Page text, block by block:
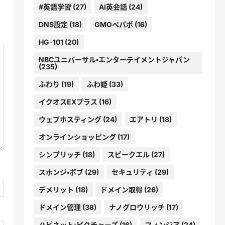
#英語学習 (27) AI英会話(24)
DNS設定 (18) GMOペパボ(16)
HG-101(20)
NBCユニバーサル・エンターテイメントジャパン
(235)
ふわり (19) ふわ姫(33)
イクオスEXプラス (16)
ウェブホスティング(24) エアトリ (18)
オンラインショッピング(17)
シンプリッチ (18) スピークエル(27)
スポンジ・ボブ(29) セキュリティ (29)
デメリット (18) ドメイン取得(26)
ドメイン管理(38) ナノグロウリッチ (17)